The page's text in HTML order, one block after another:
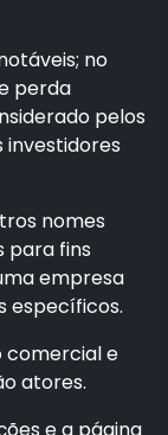
no
perda
pelos
investidores
nomes
para fins
empresa
específicos.
comercial e
atores.